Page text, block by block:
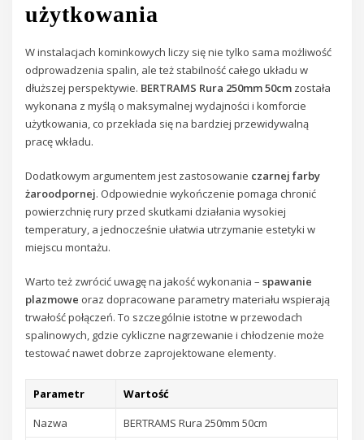
użytkowania
W instalacjach kominkowych liczy się nie tylko sama możliwość
odprowadzenia spalin, ale też stabilność całego układu w
dłuższej perspektywie. BERTRAMS Rura 250mm 50cm została
wykonana z myślą o maksymalnej wydajności i komforcie
użytkowania, co przekłada się na bardziej przewidywalną
pracę wkładu.
Dodatkowym argumentem jest zastosowanie czarnej farby
żaroodpornej. Odpowiednie wykończenie pomaga chronić
powierzchnię rury przed skutkami działania wysokiej
temperatury, a jednocześnie ułatwia utrzymanie estetyki w
miejscu montażu.
Warto też zwrócić uwagę na jakość wykonania –spawanie
plazmowe oraz dopracowane parametry materiału wspierają
trwałość połączeń. To szczególnie istotne w przewodach
spalinowych, gdzie cykliczne nagrzewanie i chłodzenie może
testować nawet dobrze zaprojektowane elementy.
Parametr
Wartość
Nazwa
BERTRAMS Rura 250mm 50cm